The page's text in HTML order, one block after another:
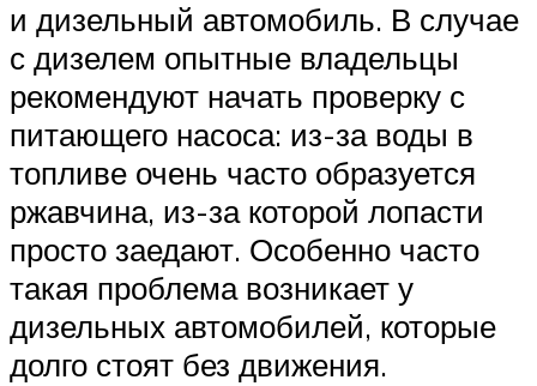
и дизельный автомобиль. В случае
с дизелем опытные владельцы
рекомендуют начать проверку с
питающего насоса: из-за воды в
топливе очень часто образуется
ржавчина, из-за которой лопасти
просто заедают. Особенно часто
такая проблема возникает у
дизельных автомобилей, которые
долго стоят без движения.